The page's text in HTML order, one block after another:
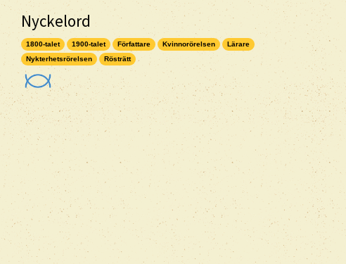
Nyckelord
1800-talet 1900-talet Författare Kvinnorörelsen
Lärare
Nykterhetsrörelsen
Rösträtt